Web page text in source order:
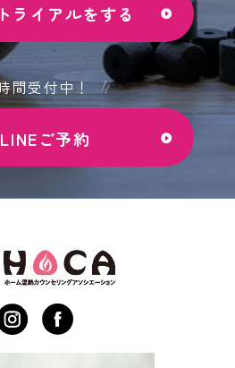
ライアルをする
間受付中！
LINEご予約